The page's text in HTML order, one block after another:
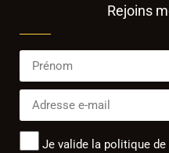
Rejoins
Je valide la politique